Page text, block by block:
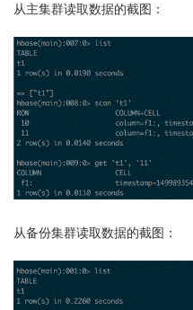
从主集群读取数据的截图：
从备份集群读取数据的截图：